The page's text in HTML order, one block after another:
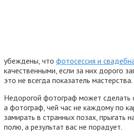
убеждены, что фотосессия и
качественными, если за них дорого
это не всегда показатель мастерства.
Недорогой фотограф может сделать
а фотограф, чей час не каждому по
замирать в странных позах, прыгать
полю, а результат вас не порадует.